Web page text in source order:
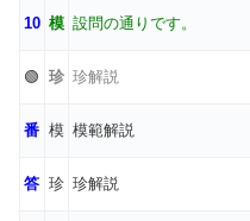
10 模 設問の通りです。
🟢 珍 珍解説
番 模 模範解説
答 珍 珍解説